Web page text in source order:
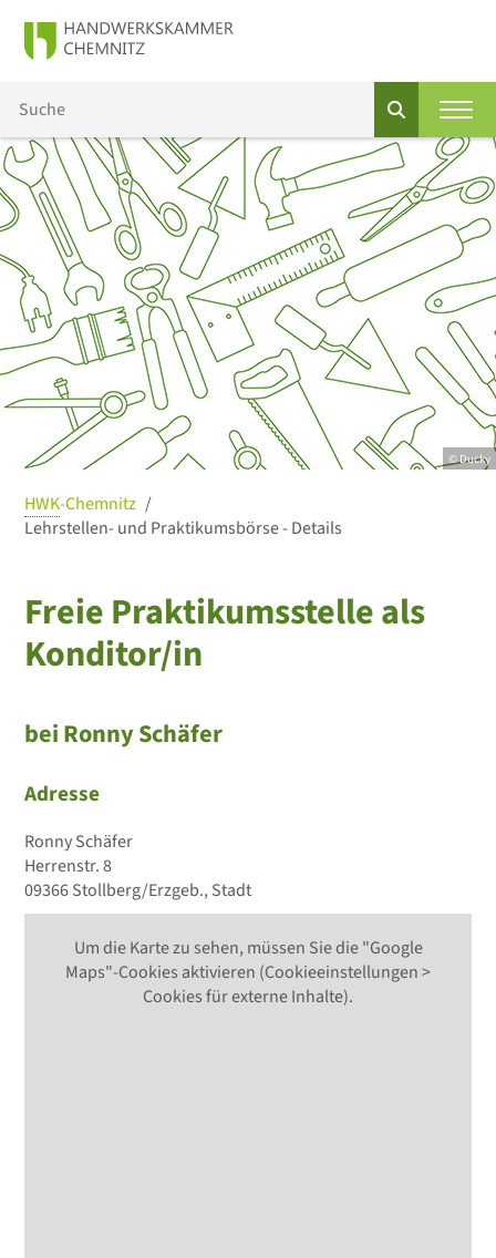
© Ducky
HWK-Chemnitz
Lehrstellen- und Praktikumsbörse - Details
Freie Praktikumsstelle als
Konditor/in
bei Ronny Schäfer
Adresse
Ronny Schäfer
Herrenstr. 8
09366 Stollberg/Erzgeb., Stadt
Um die Karte zu sehen, müssen Sie die "Google
Maps"-Cookies aktivieren (Cookieeinstellungen >
Cookies für externe Inhalte).